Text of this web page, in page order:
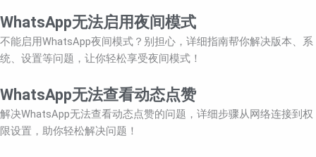
WhatsApp无法启用夜间模式
不能启用WhatsApp夜间模式？别担心，详细指南帮你解决版本、系
统、设置等问题，让你轻松享受夜间模式！
WhatsApp无法查看动态点赞
解决WhatsApp无法查看动态点赞的问题，详细步骤从网络连接到权
限设置，助你轻松解决问题！